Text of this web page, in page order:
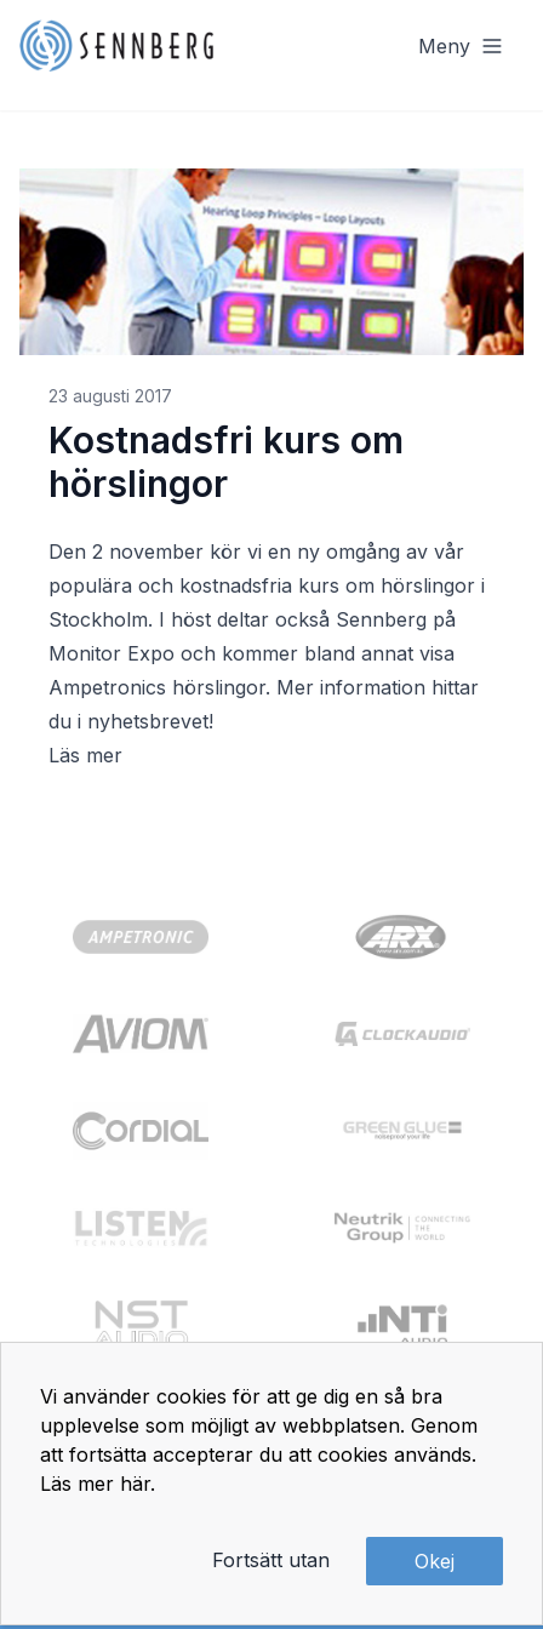
Meny
23 augusti 2017
Kostnadsfri kurs om
hörslingor
Den 2 november kör vi en ny omgång av vår
populära och kostnadsfria kurs om hörslingor i
Stockholm. I höst deltar också Sennberg på
Monitor Expo och kommer bland annat visa
Ampetronics hörslingor. Mer information hittar
du i nyhetsbrevet!
Läs mer
Vi använder cookies för att ge dig en så bra
upplevelse som möjligt av webbplatsen. Genom
att fortsätta accepterar du att cookies används.
Läs mer här.
Okej
Fortsätt utan